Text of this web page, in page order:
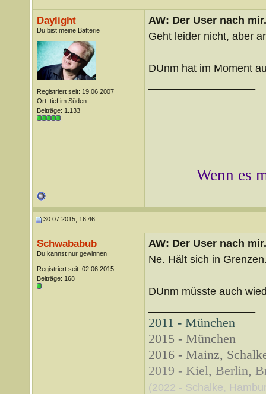
Daylight
Du bist meine Batterie
Registriert seit: 19.06.2007
Ort: tief im Süden
Beiträge: 1.133
AW: Der User nach
Geht leider nicht, aber
DUnm hat im Moment
Wenn es
30.07.2015, 16:46
Schwababub
Du kannst nur gewinnen
Registriert seit: 02.06.2015
Beiträge: 168
AW: Der User nach
Ne. Hält sich in
DUnm müsste auch
2011 - München
2015 - München
2016 - Mainz,
2019 - Kiel, Berlin,
(2022 - Schalke,